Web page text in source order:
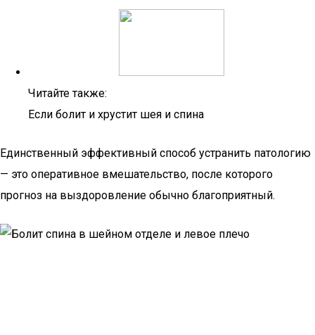
Читайте также:
Если болит и хрустит шея и спина
Единственный эффективный способ устранить патологию
— это оперативное вмешательство, после которого
прогноз на выздоровление обычно благоприятный.